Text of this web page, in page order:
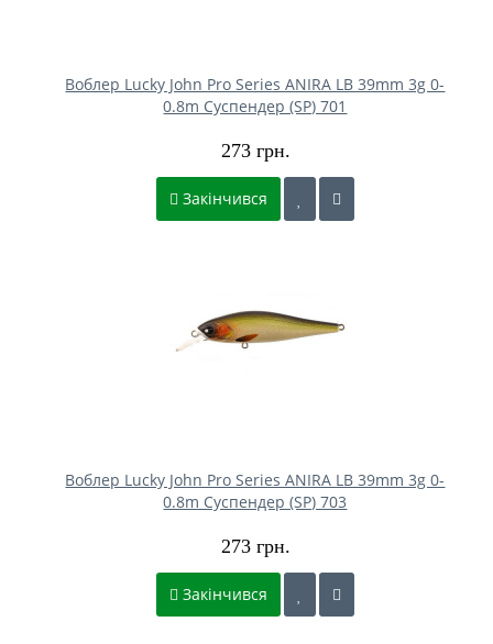
Воблер Lucky John Pro Series ANIRA LB 39mm 3g 0-
0.8m Cуспендер (SP) 701
273 грн.
Закінчився
Воблер Lucky John Pro Series ANIRA LB 39mm 3g 0-
0.8m Cуспендер (SP) 703
273 грн.
Закінчився